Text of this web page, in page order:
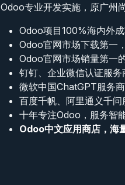
Odoo专业开发实施，原广州
Odoo项目100%海内外
Odoo官网市场下载第一
Odoo官网市场销量第一
钉钉、企业微信认证服务
微软中国ChatGPT服务
百度千帆、阿里通义千问
十年专注Odoo，服务智
Odoo中文应用商店，海